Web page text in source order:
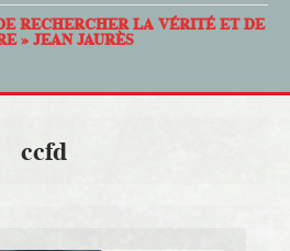
RECHERCHER LA VÉRITÉ ET DE
» JEAN JAURÈS
ccfd